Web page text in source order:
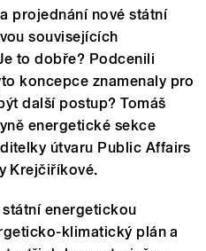
projednání nové státní
souvisejících
to dobře? Podcenili
koncepce znamenaly pro
další postup? Tomáš
energetické sekce
útvaru Public Affairs
Krejčiříkové.
energetickou
klimatický plán a